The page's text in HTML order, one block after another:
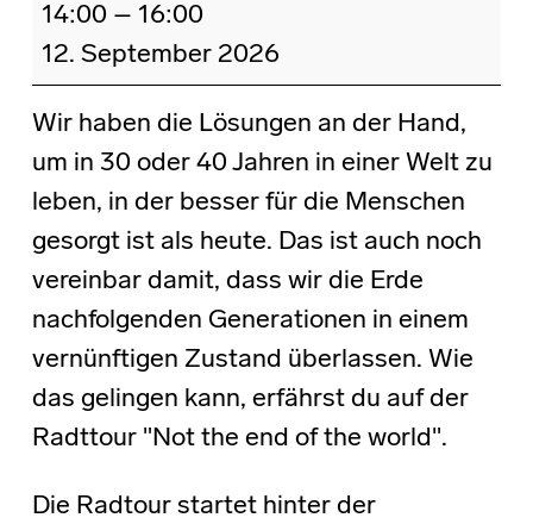
14:00 – 16:00
12. September 2026
Wir haben die Lösungen an der Hand,
um in 30 oder 40 Jahren in einer Welt zu
leben, in der besser für die Menschen
gesorgt ist als heute. Das ist auch noch
vereinbar damit, dass wir die Erde
nachfolgenden Generationen in einem
vernünftigen Zustand überlassen. Wie
das gelingen kann, erfährst du auf der
Radttour "Not the end of the world".
Die Radtour startet hinter der